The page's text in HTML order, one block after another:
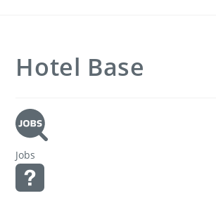
Tickets
Freizeit
Hotel Base
Jobs